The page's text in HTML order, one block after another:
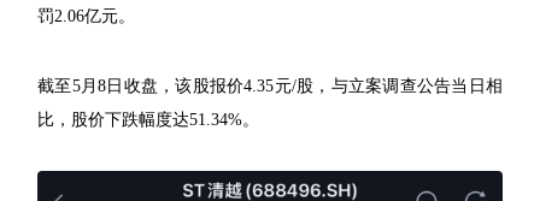
罚2.06亿元。
截至5月8日收盘，该股报价4.35元/股，与立案调查公告当日相
比，股价下跌幅度达51.34%。